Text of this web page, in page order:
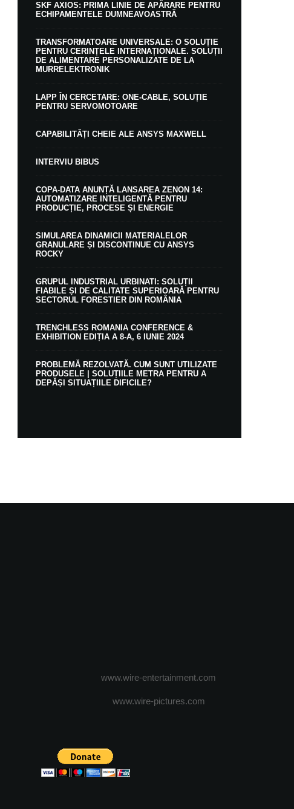
SKF AXIOS: PRIMA LINIE DE APĂRARE PENTRU
ECHIPAMENTELE DUMNEAVOASTRĂ
TRANSFORMATOARE UNIVERSALE: O SOLUȚIE
PENTRU CERINȚELE INTERNAȚIONALE. SOLUȚII
DE ALIMENTARE PERSONALIZATE DE LA
MURRELEKTRONIK
LAPP ÎN CERCETARE: ONE-CABLE, SOLUȚIE
PENTRU SERVOMOTOARE
CAPABILITĂȚI CHEIE ALE ANSYS MAXWELL
INTERVIU BIBUS
COPA-DATA ANUNȚĂ LANSAREA ZENON 14:
AUTOMATIZARE INTELIGENTĂ PENTRU
PRODUCȚIE, PROCESE ȘI ENERGIE
SIMULAREA DINAMICII MATERIALELOR
GRANULARE ȘI DISCONTINUE CU ANSYS
ROCKY
GRUPUL INDUSTRIAL URBINATI: SOLUȚII
FIABILE ȘI DE CALITATE SUPERIOARĂ PENTRU
SECTORUL FORESTIER DIN ROMÂNIA
TRENCHLESS ROMANIA CONFERENCE &
EXHIBITION EDIȚIA A 8-A, 6 IUNIE 2024
PROBLEMĂ REZOLVATĂ. CUM SUNT UTILIZATE
PRODUSELE | SOLUȚIILE METRA PENTRU A
DEPĂȘI SITUAȚIILE DIFICILE?
www.wire-entertainment.com
www.wire-pictures.com